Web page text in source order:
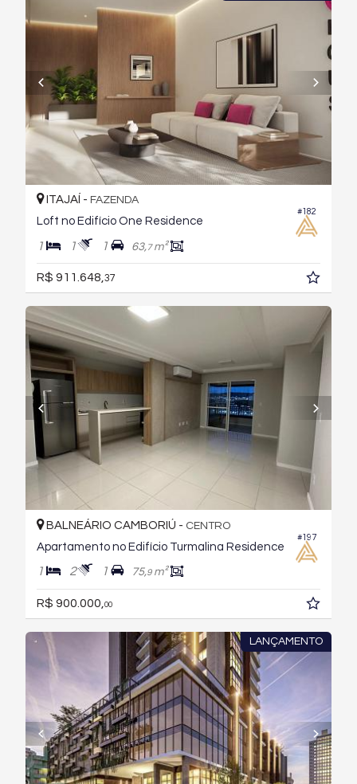
#182
ITAJAÍ - FAZENDA
Loft no Edifício One Residence
1 1 1 63,7m²
R$ 911.648,37
#197
BALNEÁRIO CAMBORIÚ - CENTRO
Apartamento no Edifício Turmalina Residence
1 2 1 75,9m²
R$ 900.000, 00
LANÇAMENTO